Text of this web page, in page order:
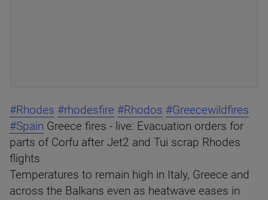
#Rhodes #rhodesfire #Rhodos #Greecewildfires
#Spain Greece fires - live: Evacuation orders for
parts of Corfu after Jet2 and Tui scrap Rhodes
flights
Temperatures to remain high in Italy, Greece and
across the Balkans even as heatwave eases in